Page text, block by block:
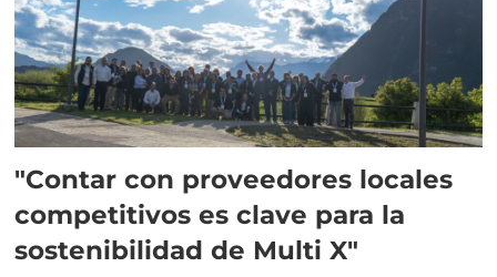
"Contar con proveedores locales
competitivos es clave para la
sostenibilidad de Multi X"